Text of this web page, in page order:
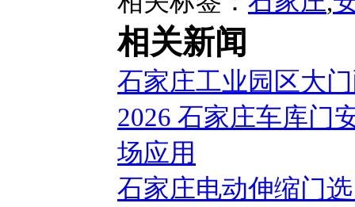
相关新闻
石家庄工业园区大
2026 石家庄车库门
场应用
石家庄电动伸缩门